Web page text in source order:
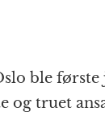
ble første
og truet